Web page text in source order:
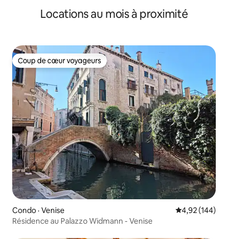
Locations au mois à proximité
Coup de cœur voyageurs
Coup de cœur voyageurs
Condo · Venise Note
4,92 (144)
Résidence au Palazzo Widmann - Venise